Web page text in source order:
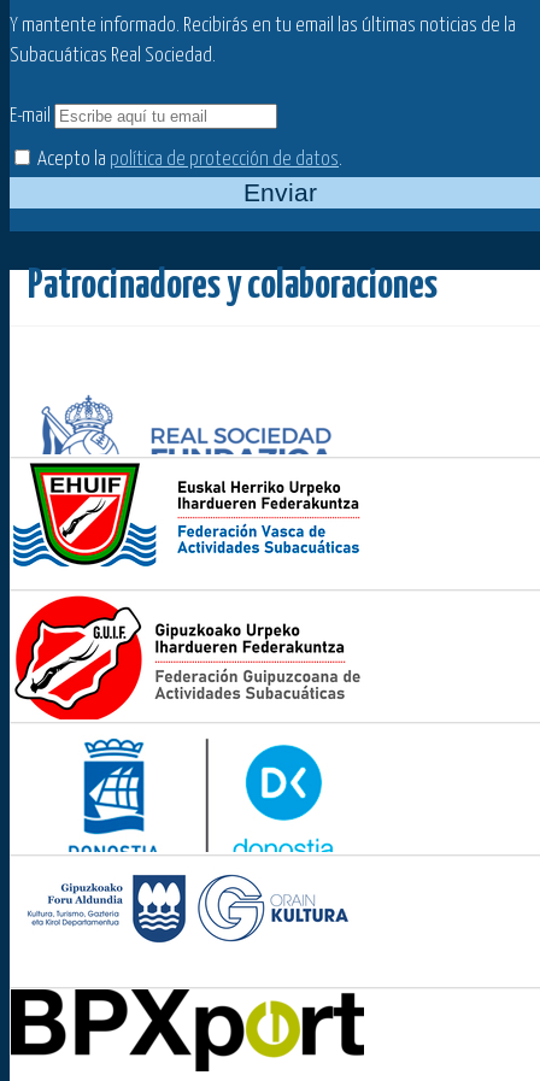
Y mantente informado. Recibirás en tu email las últimas noticias de la
Subacuáticas Real Sociedad.
E-mail
Acepto la política de protección de datos.
Enviar
Patrocinadores y colaboraciones